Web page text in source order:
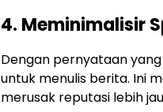
4. Meminimalisir
Dengan pernyataan
untuk menulis berita. Ini
merusak reputasi lebih